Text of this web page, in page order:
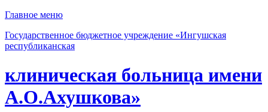
Главное меню
Государственное бюджетное учреждение «Ингушская
республиканская
клиническая больница имени
А.О.Ахушкова»